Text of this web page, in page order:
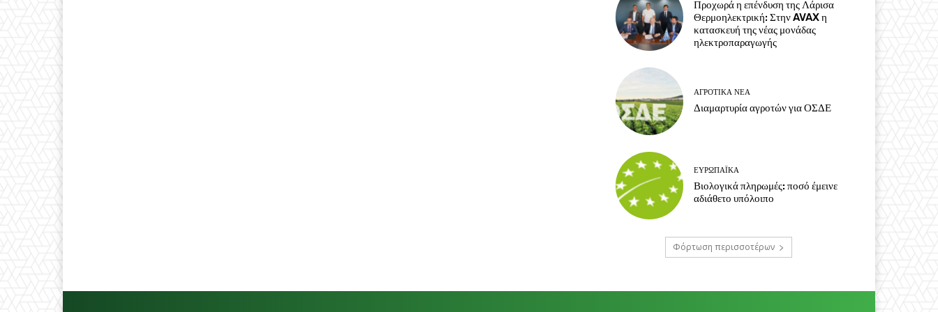
Προχωρά η επένδυση της Λάρισα
Θερμοηλεκτρική: Στην AVAX η
κατασκευή της νέας μονάδας
ηλεκτροπαραγωγής
ΑΓΡΟΤΙΚΆ ΝΈΑ
Διαμαρτυρία αγροτών για ΟΣΔΕ
ΕΥΡΩΠΑΪΚΆ
Βιολογικά πληρωμές: ποσό έμεινε
αδιάθετο υπόλοιπο
Φόρτωση περισσοτέρων